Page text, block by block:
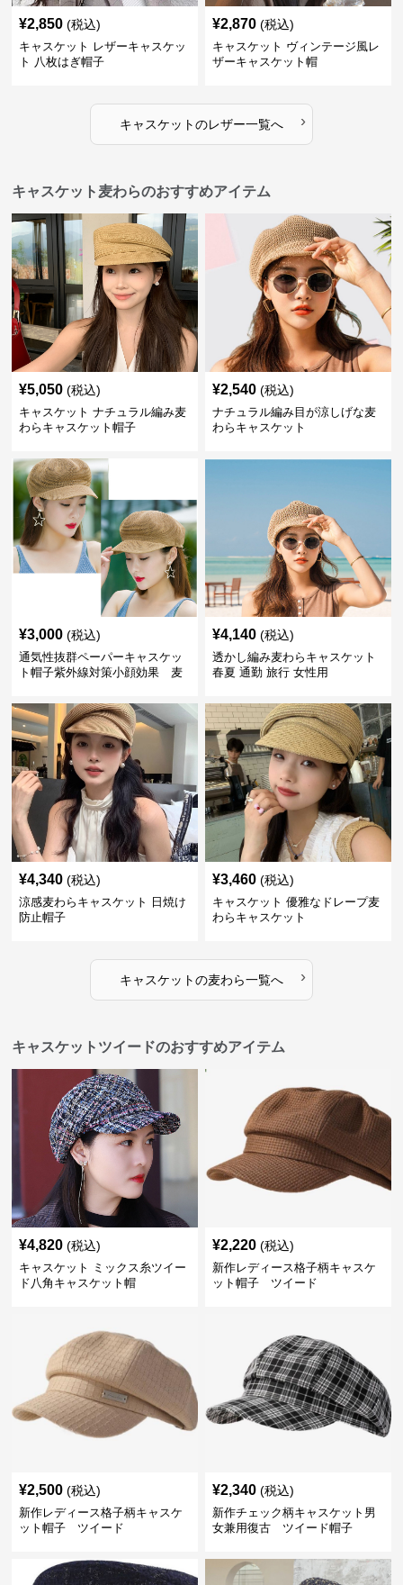
¥2,850 (税込)
キャスケット レザーキャスケッ
ト 八枚はぎ帽子
¥2,870 (税込)
キャスケット ヴィンテージ風レ
ザーキャスケット帽
キャスケットのレザー一覧へ ›
キャスケット麦わらのおすすめアイテム
¥5,050 (税込)
キャスケット ナチュラル編み麦
わらキャスケット帽子
¥2,540 (税込)
ナチュラル編み目が涼しげな麦
わらキャスケット
¥3,000 (税込)
通気性抜群ペーパーキャスケッ
ト帽子紫外線対策小顔効果 麦
¥4,140 (税込)
透かし編み麦わらキャスケット
春夏 通勤 旅行 女性用
¥4,340 (税込)
涼感麦わらキャスケット 日焼け
防止帽子
¥3,460 (税込)
キャスケット 優雅なドレープ麦
わらキャスケット
キャスケットの麦わら一覧へ ›
キャスケットツイードのおすすめアイテム
¥4,820 (税込)
キャスケット ミックス糸ツイー
ド八角キャスケット帽
¥2,220 (税込)
新作レディース格子柄キャスケ
ット帽子 ツイード
¥2,500 (税込)
新作レディース格子柄キャスケ
ット帽子 ツイード
¥2,340 (税込)
新作チェック柄キャスケット男
女兼用復古 ツイード帽子